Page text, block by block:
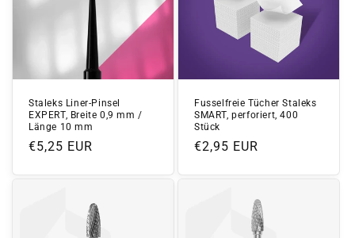
Staleks Liner-Pinsel
EXPERT, Breite 0,9 mm /
Länge 10 mm
Normaler
€5,25 EUR
Fusselfreie Tücher Staleks
SMART, perforiert, 400
Stück
Normaler
€2,95 EUR